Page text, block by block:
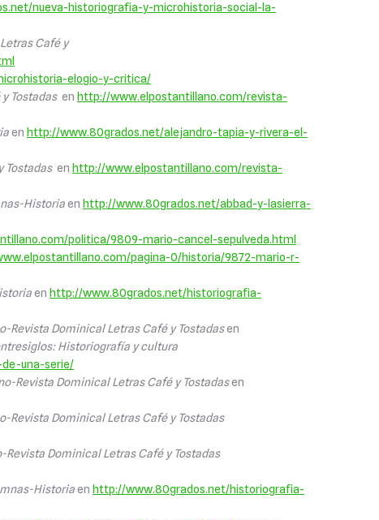
nueva-historiografia-y-microhistoria-social-la-
Café y
elogio-y-critica/
Tostadasen http://www.elpostantillano.com/revista-
en http://www.80grados.net/alejandro-tapia-y-rivera-el-
Tostadasen http://www.elpostantillano.com/revista-
Historiaen http://www.80grados.net/abbad-y-lasierra-
politica/9809-mario-cancel-sepulveda.html
pagina-0/historia/9872-mario-r-
en http://www.80grados.net/historiografia-
Revista Dominical Letras Café y Tostadasen
Historiografía y cultura
una-serie/
Revista Dominical Letras Café y Tostadasen
Revista Dominical Letras Café y Tostadas
Revista Dominical Letras Café y Tostadas
Historiaen http://www.80grados.net/historiografia-